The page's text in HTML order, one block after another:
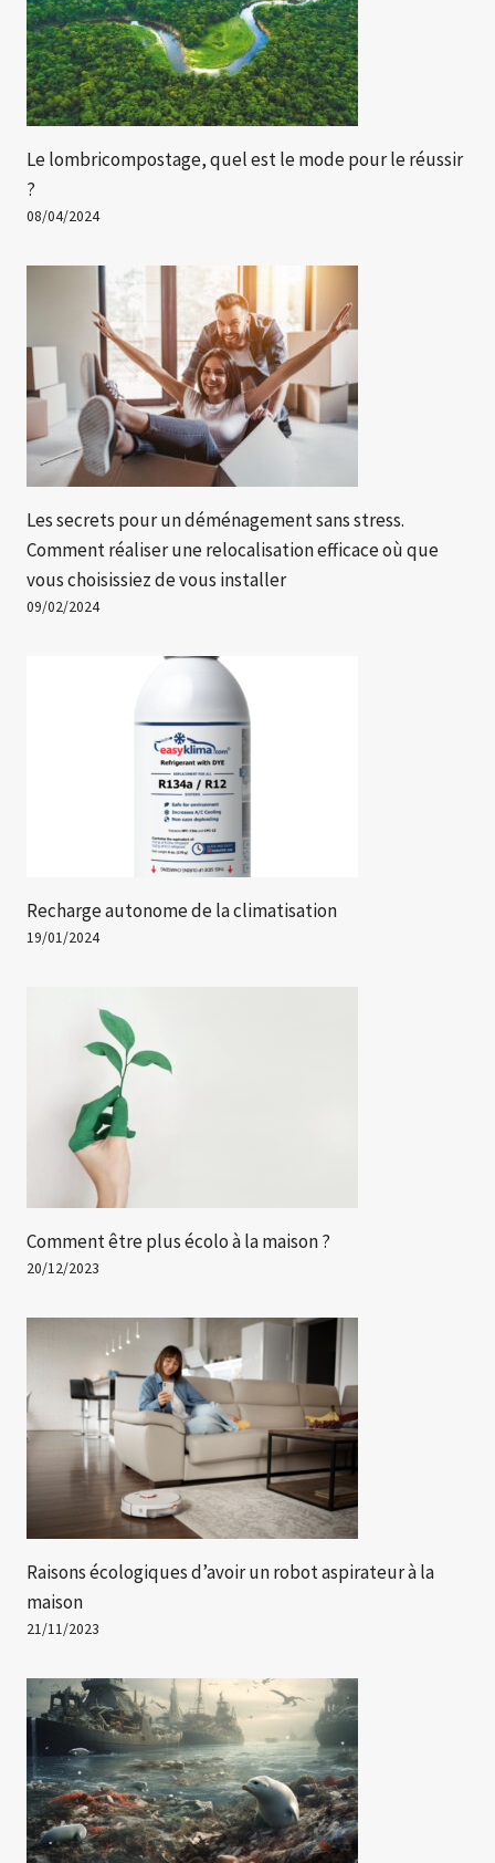
Le lombricompostage, quel est le mode pour le réussir
?
08/04/2024
Les secrets pour un déménagement sans stress.
Comment réaliser une relocalisation efficace où que
vous choisissiez de vous installer
09/02/2024
Recharge autonome de la climatisation
19/01/2024
Comment être plus écolo à la maison ?
20/12/2023
Raisons écologiques d’avoir un robot aspirateur à la
maison
21/11/2023